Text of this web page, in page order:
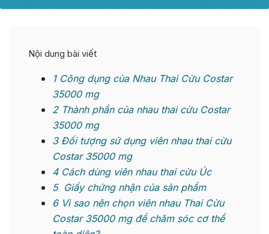
Nội dung bài viết
1Công dụng của Nhau Thai Cừu Costar
35000 mg
2Thành phần của nhau thai cừu Costar
35000 mg
3Đối tượng sử dụng viên nhau thai cừu
Costar 35000 mg
4Cách dùng viên nhau thai cừu Úc
5Giấy chứng nhận của sản phẩm
6Vì sao nên chọn viên nhau Thai Cừu
Costar 35000 mg để chăm sóc cơ thể